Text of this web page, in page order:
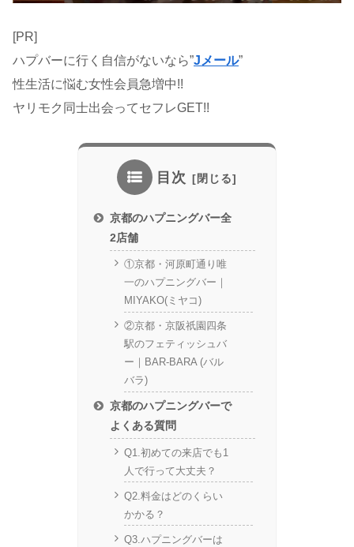
[PR]
ハプバーに行く自信がないなら”Jメール”
性生活に悩む女性会員急増中!!
ヤリモク同士出会ってセフレGET!!
目次
京都のハプニングバー全
2店舗
①京都・河原町通り唯
一のハプニングバー｜
MIYAKO(ミヤコ)
②京都・京阪祇園四条
駅のフェティッシュバ
ー｜BAR-BARA (バル
バラ)
京都のハプニングバーで
よくある質問
Q1.初めての来店でも1
人で行って大丈夫？
Q2.料金はどのくらい
かかる？
Q3.ハプニングバーは